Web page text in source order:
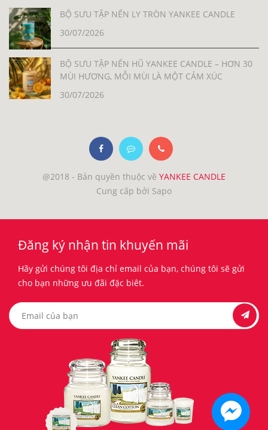
BỘ SƯU TẬP NẾN LY TRÒN YANKEE CANDLE
30/07/2026
BỘ SƯU TẬP NẾN HŨ YANKEE CANDLE – HƠN 30
MÙI HƯƠNG, MỖI MÙI LÀ MỘT CẢM XÚC
30/07/2026
@2018 - Bản quyền thuộc về YANKEE CANDLE
Cung cấp bởi Sapo
Đăng ký nhận tin khuyến mãi
Hãy gửi chúng tôi địa chỉ email của bạn, chúng tôi sẽ gửi
cho bạn những ưu đãi đặc biêt.